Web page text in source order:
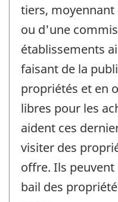
tiers,
ou d'une
établissements
faisant de la
propriétés et en
libres pour les
aident ces
visiter des
offre. Ils
bail des